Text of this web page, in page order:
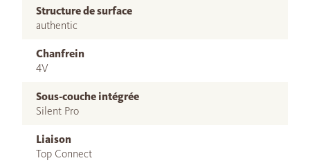
Structure de surface
authentic
Chanfrein
4V
Sous-couche intégrée
Silent Pro
Liaison
Top Connect